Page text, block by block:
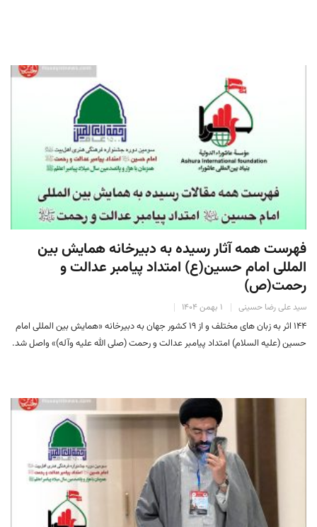
فهرست همه آثار رسیده به دبیرخانه همایش بین
المللی امام حسین(ع) امتداد پیامبر عدالت و
رحمت(ص)
سید علی رضا حسینی ۱ بهمن ۱۴۰۴
۱۴۴ اثر به زبان های مختلف و از ۱۹ کشور جهان به دبیرخانه «همایش بین المللی امام
حسین (علیه السلام) امتداد پیامبر عدالت و رحمت (صلی الله علیه وآله)» واصل شد.